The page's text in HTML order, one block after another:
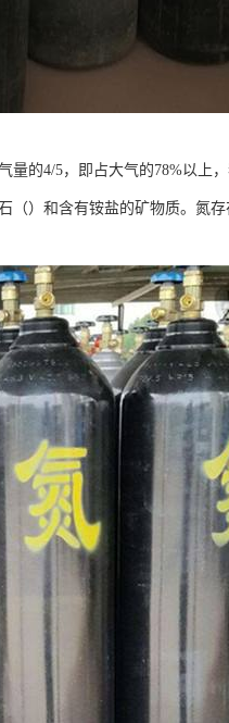
量的4/5，即占大气的78%以上
（）和含有铵盐的矿物质。氮